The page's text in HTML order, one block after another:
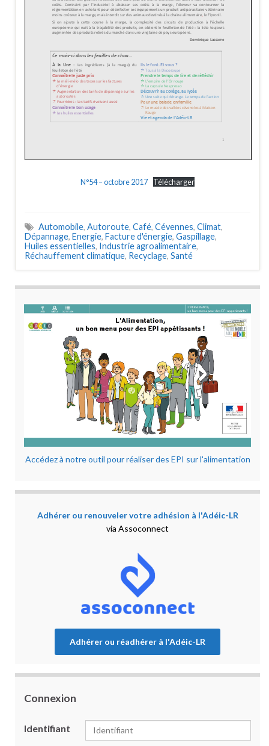
N°54 – octobre 2017 Télécharger
Automobile, Autoroute, Café, Cévennes, Climat,
Dépannage, Energie, Facture d'énergie, Gaspillage,
Huiles essentielles, Industrie agroalimentaire,
Réchauffement climatique, Recyclage, Santé
Accédez à notre outil pour réaliser des EPI sur l'alimentation
Adhérer ou renouveler votre adhésion à l'Adéic-LR
via Assoconnect
Adhérer ou réadhérer à l'Adéic-LR
Connexion
Identifiant